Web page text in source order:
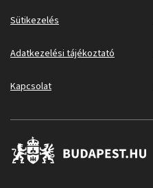
Sütikezelés
Adatkezelési tájékoztató
Kapcsolat